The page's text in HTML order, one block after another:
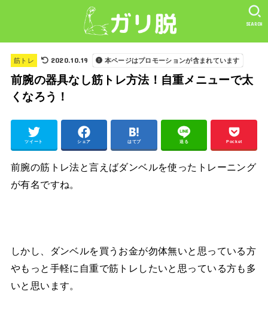
SEARCH
筋トレ 2020.10.19 本ページはプロモーションが含まれています
前腕の器具なし筋トレ方法！自重メニューで太
くなろう！
ツイート シェア はてブ 送る Pocket
前腕の筋トレ法と言えばダンベルを使ったトレーニング
が有名ですね。
しかし、ダンベルを買うお金が勿体無いと思っている方
やもっと手軽に自重で筋トレしたいと思っている方も多
いと思います。